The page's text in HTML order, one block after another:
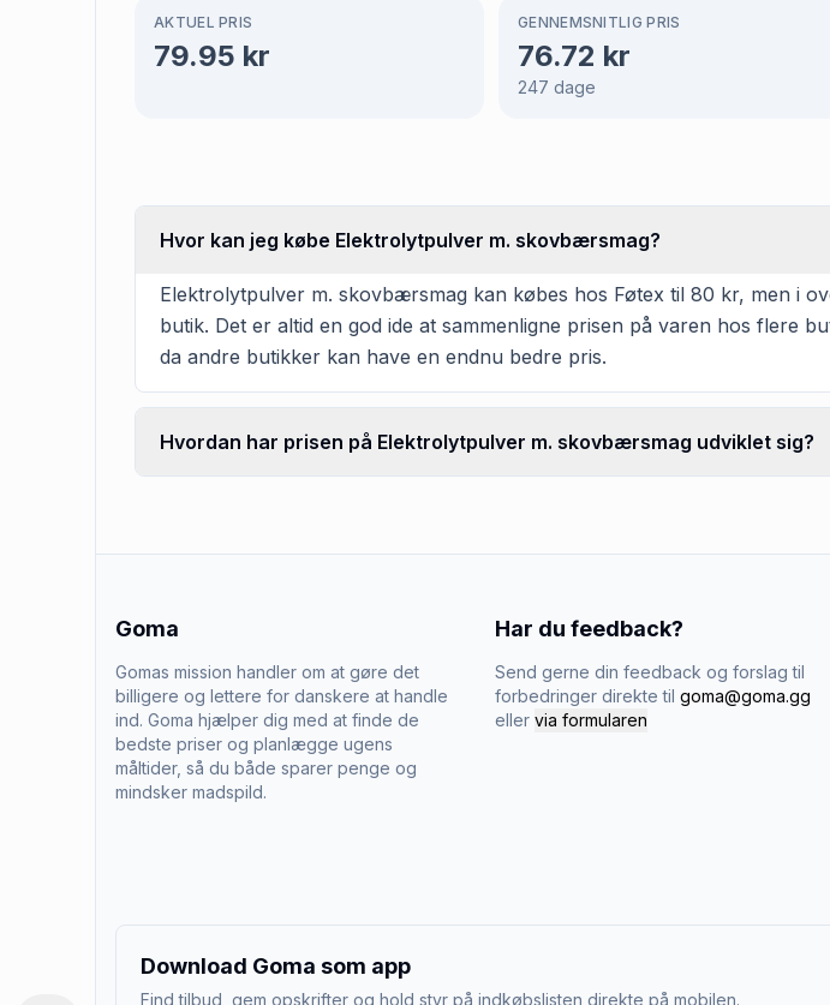
AKTUEL PRIS
79.95 kr
GENNEMSNITLIG PRIS
76.72 kr
247 dage
Hvor kan jeg købe Elektrolytpulver m. skovbærsmag?
Elektrolytpulver m. skovbærsmag kan købes hos Føtex til 80 kr, men i
butik. Det er altid en god ide at sammenligne prisen på varen hos flere
da andre butikker kan have en endnu bedre pris.
Hvordan har prisen på Elektrolytpulver m. skovbærsmag udviklet sig?
Goma
Gomas mission handler om at gøre det
billigere og lettere for danskere at handle
ind. Goma hjælper dig med at finde de
bedste priser og planlægge ugens
måltider, så du både sparer penge og
mindsker madspild.
Har du feedback?
Send gerne din feedback og forslag til
forbedringer direkte til goma@goma.gg
eller via formularen
Download Goma som app
Find tilbud, gem opskrifter og hold styr på indkøbslisten direkte på mobilen.